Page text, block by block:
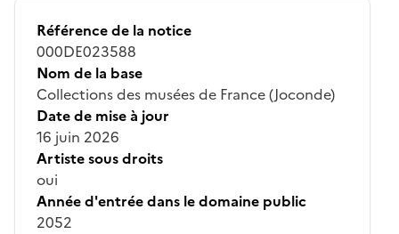
Référence de la notice
000DE023588
Nom de la base
Collections des musées de France (Joconde)
Date de mise à jour
16 juin 2026
Artiste sous droits
oui
Année d'entrée dans le domaine public
2052